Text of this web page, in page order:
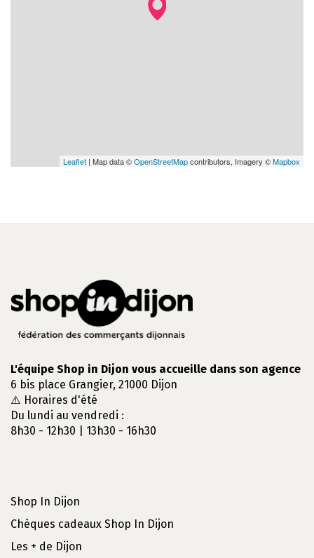
Leaflet | Map data ©OpenStreetMapcontributors, Imagery ©Mapbox
L'équipe Shop in Dijon vous accueille dans son agence
6 bis place Grangier, 21000 Dijon
⚠️ Horaires d'été
Du lundi au vendredi :
8h30 - 12h30 | 13h30 - 16h30
Shop In Dijon
Chèques cadeaux Shop In Dijon
Les + de Dijon